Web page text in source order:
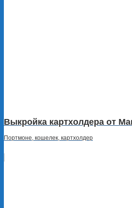
Выкройка картхолдера от
Портмоне, кошелек, картхолдер